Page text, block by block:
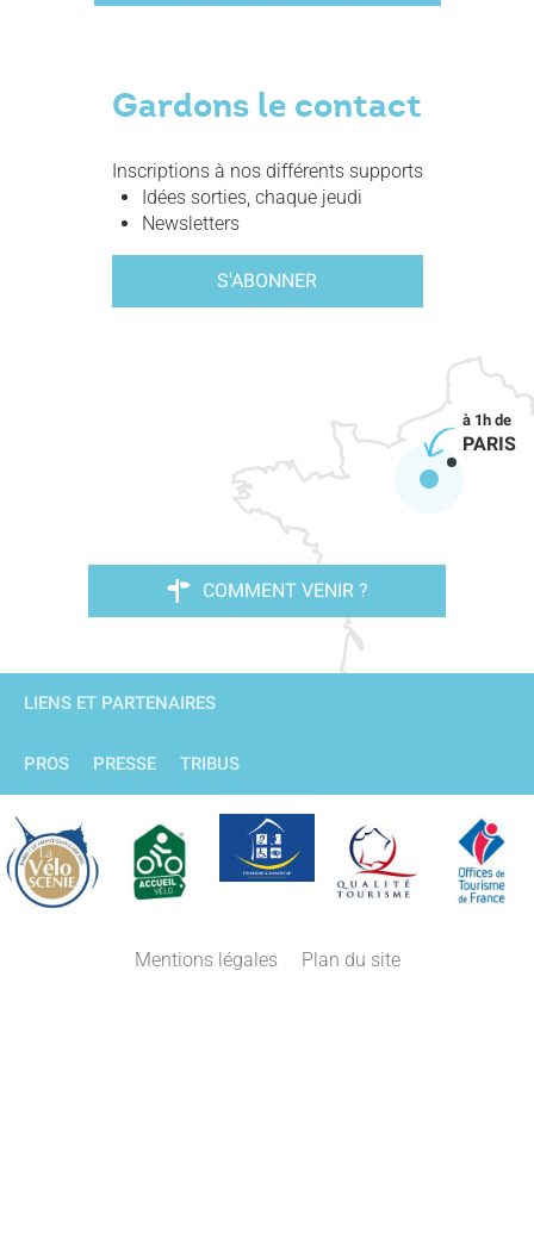
Gardons le contact
Inscriptions à nos différents supports
Idées sorties, chaque jeudi
Newsletters
S'ABONNER
PARIS
COMMENT VENIR ?
LIENS ET PARTENAIRES
PROS PRESSE TRIBUS
Mentions légales Plan du site